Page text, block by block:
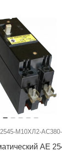
М10ХЛ2-
АЕ